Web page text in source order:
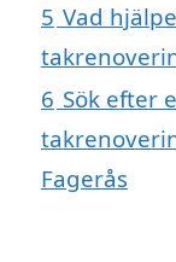
5 Vad
6 Sök efter
Fagerås